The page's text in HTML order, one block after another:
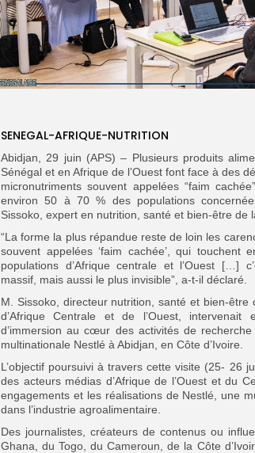
SENEGAL-AFRIQUE-NUTRITION
Abidjan, 29 juin (APS) – Plusieurs produits
Sénégal et en Afrique de l’Ouest font face à des
micronutriments souvent appelées “faim
environ 50 à 70 % des populations
Sissoko, expert en nutrition, santé et bien-être de
“La forme la plus répandue reste de loin les
souvent appelées ‘faim cachée’, qui touchent
populations d’Afrique centrale et l’Ouest […]
massif, mais aussi le plus invisible”, a-t-il déclaré.
M. Sissoko, directeur nutrition, santé et bien-être
d’Afrique Centrale et de l’Ouest, intervenait
d’immersion au cœur des activités de
multinationale Nestlé à Abidjan, en Côte d’Ivoire.
L’objectif poursuivi à travers cette visite (25- 26
des acteurs médias d’Afrique de l’Ouest et du
engagements et les réalisations de Nestlé, une
dans l’industrie agroalimentaire.
Des journalistes, créateurs de contenus ou
Ghana, du Togo, du Cameroun, de la Côte